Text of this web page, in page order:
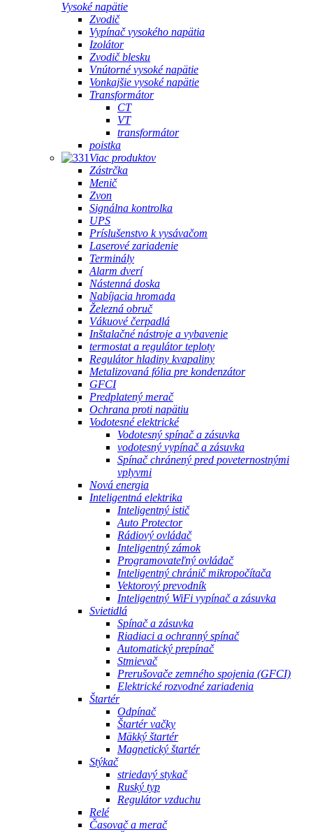
Vysoké napätie
Zvodič
Vypínač vysokého napätia
Izolátor
Zvodič blesku
Vnútorné vysoké napätie
Vonkajšie vysoké napätie
Transformátor
CT
VT
transformátor
poistka
Viac produktov
Zástrčka
Menič
Zvon
Signálna kontrolka
UPS
Príslušenstvo k vysávačom
Laserové zariadenie
Terminály
Alarm dverí
Nástenná doska
Nabíjacia hromada
Železná obruč
Vákuové čerpadlá
Inštalačné nástroje a vybavenie
termostat a regulátor teploty
Regulátor hladiny kvapaliny
Metalizovaná fólia pre kondenzátor
GFCI
Predplatený merač
Ochrana proti napätiu
Vodotesné elektrické
Vodotesný spínač a zásuvka
vodotesný vypínač a zásuvka
Spínač chránený pred poveternostnými
vplyvmi
Nová energia
Inteligentná elektrika
Inteligentný istič
Auto Protector
Rádiový ovládač
Inteligentný zámok
Programovateľný ovládač
Inteligentný chránič mikropočítača
Vektorový prevodník
Inteligentný WiFi vypínač a zásuvka
Svietidlá
Spínač a zásuvka
Riadiaci a ochranný spínač
Automatický prepínač
Stmievač
Prerušovače zemného spojenia (GFCI)
Elektrické rozvodné zariadenia
Štartér
Odpínač
Štartér vačky
Mäkký štartér
Magnetický štartér
Stýkač
striedavý stykač
Ruský typ
Regulátor vzduchu
Relé
Časovač a merač